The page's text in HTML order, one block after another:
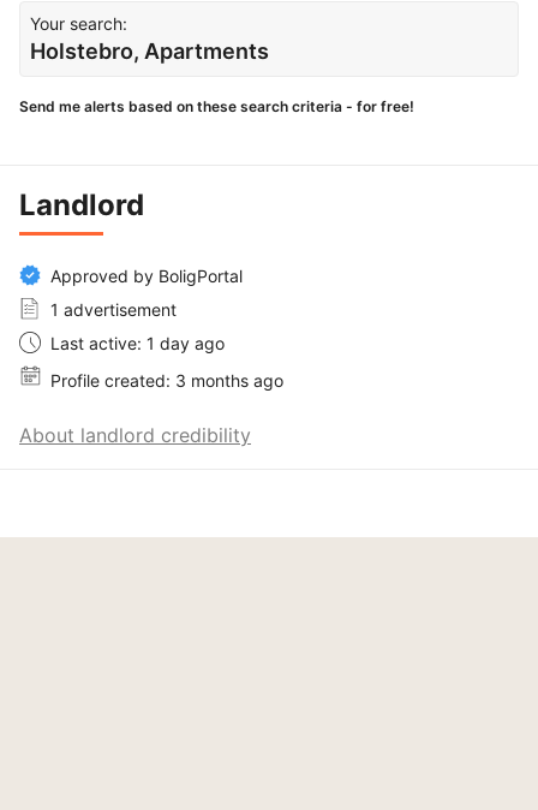
Your search:
Holstebro, Apartments
Send me alerts based on these search criteria - for free!
Landlord
Approved by BoligPortal
1 advertisement
Last active: 1 day ago
Profile created: 3 months ago
About landlord credibility